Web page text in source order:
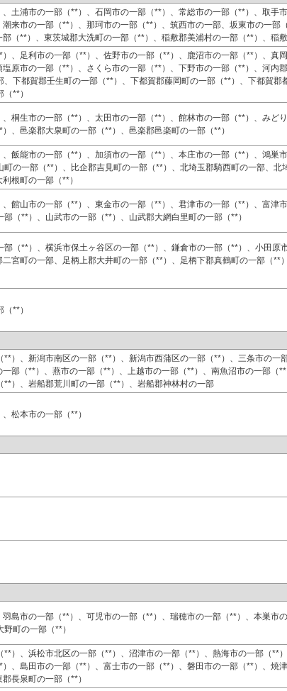
、土浦市の一部（**）、石岡市の一部（**）、常総市の一部（**）、取手
来市の一部（**）、那珂市の一部（**）、筑西市の一部、坂東市の一部
部（**）、東茨城郡大洗町の一部（**）、稲敷郡美浦村の一部（**）、稲
、足利市の一部（**）、佐野市の一部（**）、鹿沼市の一部（**）、真
原市の一部（**）、さくら市の一部（**）、下野市の一部（**）、河内
、下都賀郡壬生町の一部（**）、下都賀郡藤岡町の一部（**）、下都賀郡
**）
桐生市の一部（**）、太田市の一部（**）、館林市の一部（**）、みど
、邑楽郡大泉町の一部（**）、邑楽郡邑楽町の一部（**）
飯能市の一部（**）、加須市の一部（**）、本庄市の一部（**）、鴻巣
町の一部（**）、比企郡吉見町の一部（**）、北埼玉郡騎西町の一部、北
根町の一部（**）
館山市の一部（**）、東金市の一部（**）、君津市の一部（**）、富津
部（**）、山武市の一部（**）、山武郡大網白里町の一部（**）
部（**）、横浜市保土ヶ谷区の一部（**）、鎌倉市の一部（**）、小田原
宮町の一部、足柄上郡大井町の一部（**）、足柄下郡真鶴町の一部（**
**）
**）、新潟市南区の一部（**）、新潟市西蒲区の一部（**）、三条市の一
部（**）、燕市の一部（**）、上越市の一部（**）、南魚沼市の一部（
**）、岩船郡荒川町の一部（**）、岩船郡神林村の一部
松本市の一部（**）
羽島市の一部（**）、可児市の一部（**）、瑞穂市の一部（**）、本巣市
町の一部（**）
**）、浜松市北区の一部（**）、沼津市の一部（**）、熱海市の一部（**
、島田市の一部（**）、富士市の一部（**）、磐田市の一部（**）、焼
長泉町の一部（**）